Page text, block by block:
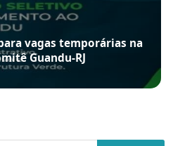
vagas temporárias na
Guandu-RJ